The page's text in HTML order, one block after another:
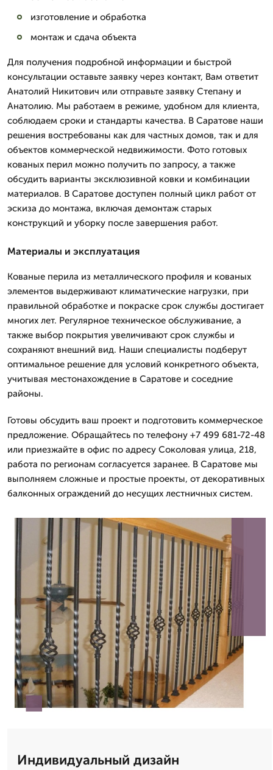
изготовление и обработка
монтаж и сдача объекта
Для получения подробной информации и быстрой
консультации оставьте заявку через контакт, Вам ответит
Анатолий Никитович или отправьте заявку Степану и
Анатолию. Мы работаем в режиме, удобном для клиента,
соблюдаем сроки и стандарты качества. В Саратове наши
решения востребованы как для частных домов, так и для
объектов коммерческой недвижимости. Фото готовых
кованых перил можно получить по запросу, а также
обсудить варианты эксклюзивной ковки и комбинации
материалов. В Саратове доступен полный цикл работ от
эскиза до монтажа, включая демонтаж старых
конструкций и уборку после завершения работ.
Материалы и эксплуатация
Кованые перила из металлического профиля и кованых
элементов выдерживают климатические нагрузки, при
правильной обработке и покраске срок службы достигает
многих лет. Регулярное техническое обслуживание, а
также выбор покрытия увеличивают срок службы и
сохраняют внешний вид. Наши специалисты подберут
оптимальное решение для условий конкретного объекта,
учитывая местонахождение в Саратове и соседние
районы.
Готовы обсудить ваш проект и подготовить коммерческое
предложение. Обращайтесь по телефону +7 499 681-72-48
или приезжайте в офис по адресу Соколовая улица, 218,
работа по регионам согласуется заранее. В Саратове мы
выполняем сложные и простые проекты, от декоративных
балконных ограждений до несущих лестничных систем.
Индивидуальный дизайн